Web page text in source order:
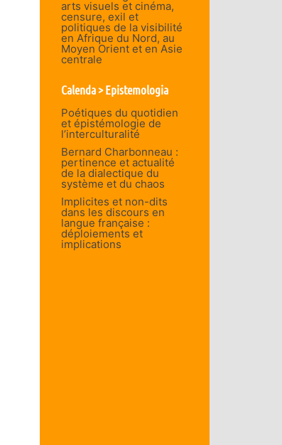
arts visuels et cinéma,
censure, exil et
politiques de la visibilité
en Afrique du Nord, au
Moyen Orient et en Asie
centrale
Calenda > Epistemologia
Poétiques du quotidien
et épistémologie de
l’interculturalité
Bernard Charbonneau :
pertinence et actualité
de la dialectique du
système et du chaos
Implicites et non-dits
dans les discours en
langue française :
déploiements et
implications